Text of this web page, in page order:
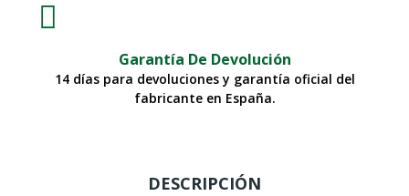
Garantía De Devolución
14 días para devoluciones y garantía oficial del
fabricante en España.
DESCRIPCIÓN